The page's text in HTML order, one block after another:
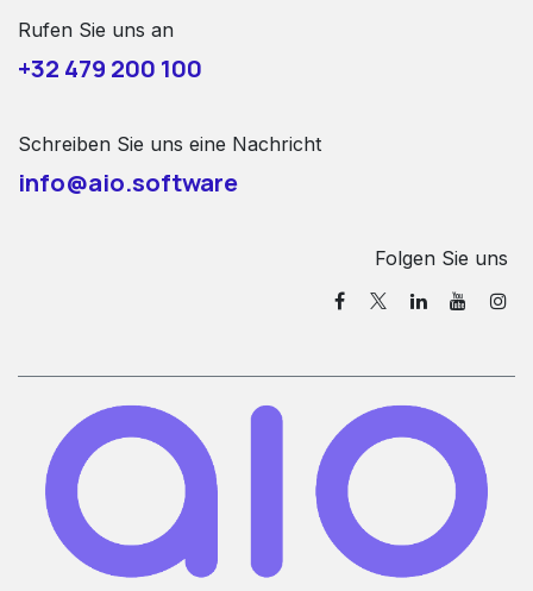
Rufen Sie uns an
+32 479 200 100
Schreiben Sie uns eine Nachricht
info@aio.software
Folgen Sie uns